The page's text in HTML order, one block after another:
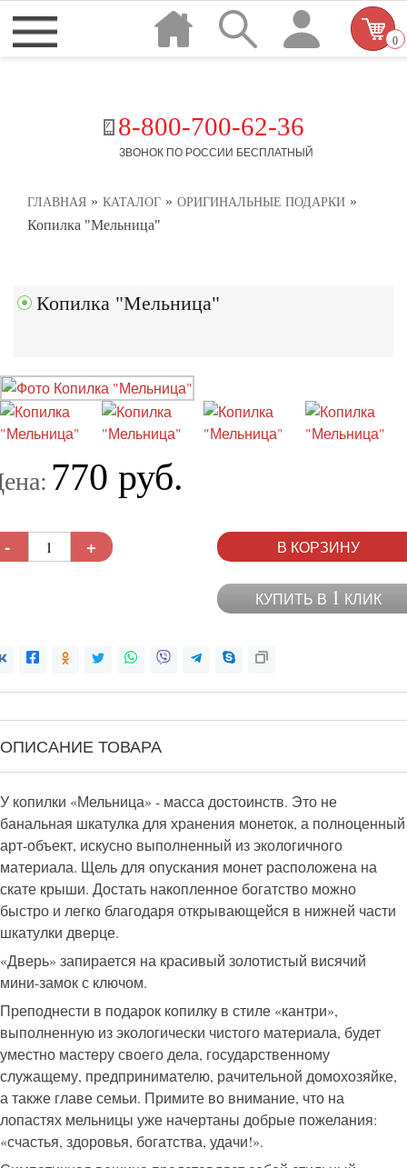
8-800-700-62-36
ЗВОНОК ПО РОССИИ БЕСПЛАТНЫЙ
0
ГЛАВНАЯ » КАТАЛОГ » ОРИГИНАЛЬНЫЕ ПОДАРКИ »
Копилка "Мельница"
Копилка "Мельница"
770 руб.
- + В КОРЗИНУ
КУПИТЬ В 1 КЛИК
ОПИСАНИЕ ТОВАРА
У копилки «Мельница» - масса достоинств. Это не
банальная шкатулка для хранения монеток, а полноценный
арт-объект, искусно выполненный из экологичного
материала. Щель для опускания монет расположена на
скате крыши. Достать накопленное богатство можно
быстро и легко благодаря открывающейся в нижней части
шкатулки дверце.
«Дверь» запирается на красивый золотистый висячий
мини-замок с ключом.
Преподнести в подарок копилку в стиле «кантри»,
выполненную из экологически чистого материала, будет
уместно мастеру своего дела, государственному
служащему, предпринимателю, рачительной домохозяйке,
а также главе семьи. Примите во внимание, что на
лопастях мельницы уже начертаны добрые пожелания:
«счастья, здоровья, богатства, удачи!».